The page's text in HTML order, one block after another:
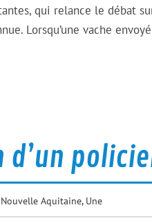
qui relance le débat
Lorsqu’une vache
d’un
Nouvelle Aquitaine, Une